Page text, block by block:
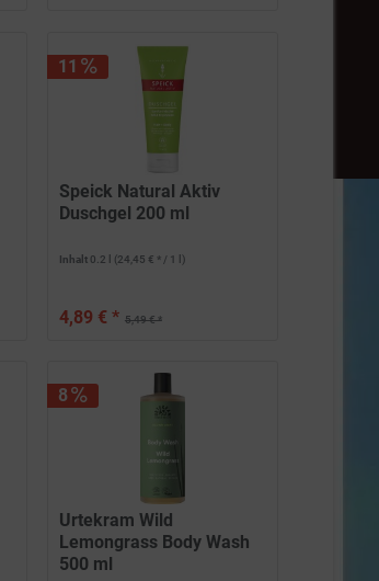
11
Speick Natural Aktiv
Duschgel 200 ml
Inhalt 0.2 l (24,45 € * / 1 l)
5,49 € *
4,89 € *
8
Urtekram Wild
Lemongrass Body Wash
500 ml